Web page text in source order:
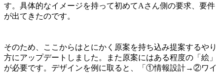
す。具体的なイメージを持って初めてAさん側の要求、要件
が出てきたのです。
そのため、ここからはとにかく原案を持ち込み提案するやり
方にアップデートしました。また原案にはある程度の「絵」
が必要です。デザインを例に取ると、「①情報設計→②ワイ